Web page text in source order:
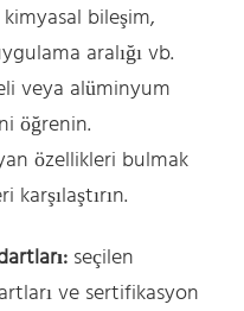
kimyasal bileşim,
aralığı vb.
veya alüminyum
öğrenin.
özellikleri bulmak
seçilen
ve sertifikasyon